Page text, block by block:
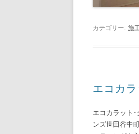
カテゴリー: 施
エコカ
エコカラット
ンズ世田谷中